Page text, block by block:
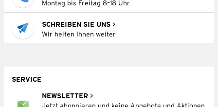
Montag bis Freitag 8–18 Uhr
SCHREIBEN SIE UNS
Wir helfen Ihnen weiter
SERVICE
NEWSLETTER
Jetzt abonnieren und keine Angebote und Aktionen